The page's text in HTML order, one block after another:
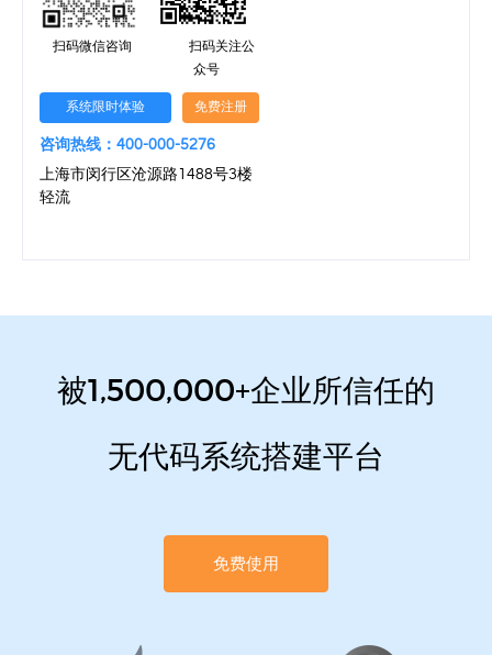
扫码微信咨询
扫码关注公
众号
系统限时体验 免费注册
咨询热线：400-000-5276
上海市闵行区沧源路1488号3楼
轻流
被1,500,000+企业所信任的
无代码系统搭建平台
免费使用